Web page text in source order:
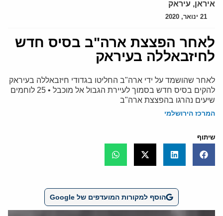
איראן, עיראק
21 ינואר, 2020
לאחר הפצצת ארה"ב בסיס חדש
לחיזבאללה בעיראק
לאחר שהושמד על ידי ארה"ב החליטו בגדודי חיזבאללה בעיראק
להקים בסיס חדש בסמוך לעיירת הגבול אל מוכבל • 25 לוחמים
שיעים נהרגו בהפצצת ארה"ב
המרכז הירושלמי
שיתוף
הוסף למקורות המועדפים של Google